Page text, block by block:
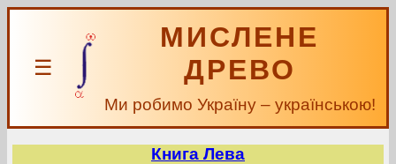
☰
МИСЛЕНЕ
ДРЕВО
Ми робимо Україну – українською!
Книга Лева